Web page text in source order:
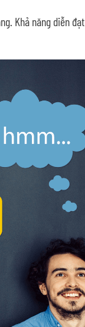
Khả năng diễn